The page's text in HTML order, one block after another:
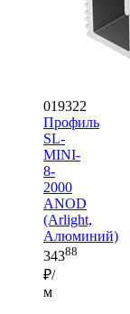
019322
Профиль
SL-
MINI-
8-
2000
ANOD
(Arlight,
Алюминий)
34388
₽/
м